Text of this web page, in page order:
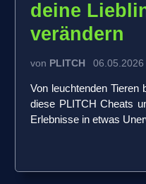
deine
verändern
von PLITCH 06.05.2026
Von leuchtenden Tieren
diese PLITCH Cheats
Erlebnisse in etwas